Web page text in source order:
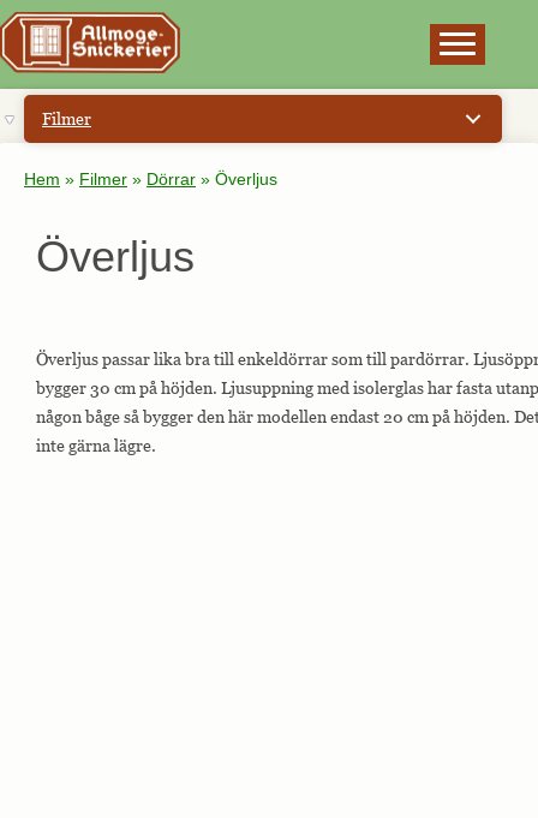
Filmer
Hem » Filmer » Dörrar » Överljus
Överljus
Överljus passar lika bra till enkeldörrar som till pardörrar.
bygger 30 cm på höjden. Ljusuppning med isolerglas har fasta
någon båge så bygger den här modellen endast 20 cm på höjden.
inte gärna lägre.